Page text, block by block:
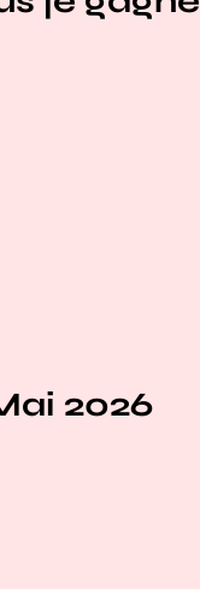
2026